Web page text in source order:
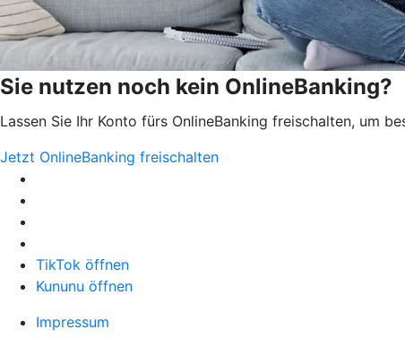
Sie nutzen noch kein OnlineBanking?
Lassen Sie Ihr Konto fürs OnlineBanking freischalten, um
Jetzt OnlineBanking freischalten
TikTok öffnen
Kununu öffnen
Impressum